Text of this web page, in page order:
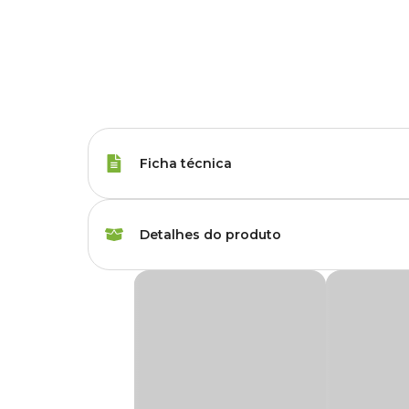
Ficha técnica
Gênero Unissex
Detalhes do produto